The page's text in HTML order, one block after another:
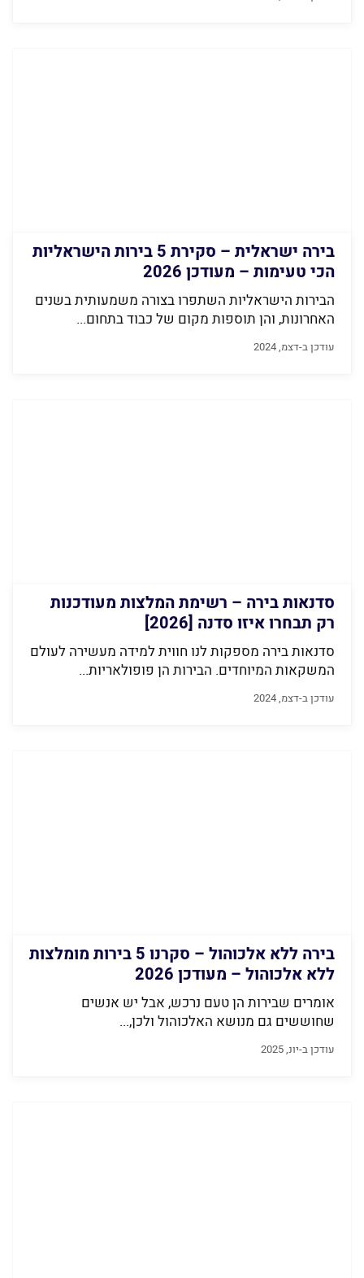
בירה ישראלית – סקירת 5 בירות הישראליות
הכי טעימות – מעודכן 2026
הבירות הישראליות השתפרו בצורה משמעותית בשנים
האחרונות, והן תוספות מקום של כבוד בתחום...
עודכן ב-דצמ, 2024
סדנאות בירה – רשימת המלצות מעודכנות
רק תבחרו איזו סדנה [2026]
סדנאות בירה מספקות לנו חווית למידה מעשירה לעולם
המשקאות המיוחדים. הבירות הן פופולאריות...
עודכן ב-דצמ, 2024
בירה ללא אלכוהול – סקרנו 5 בירות מומלצות
ללא אלכוהול – מעודכן 2026
אומרים שבירות הן טעם נרכש, אבל יש אנשים
שחוששים גם מנושא האלכוהול ולכן,...
עודכן ב-יונ, 2025